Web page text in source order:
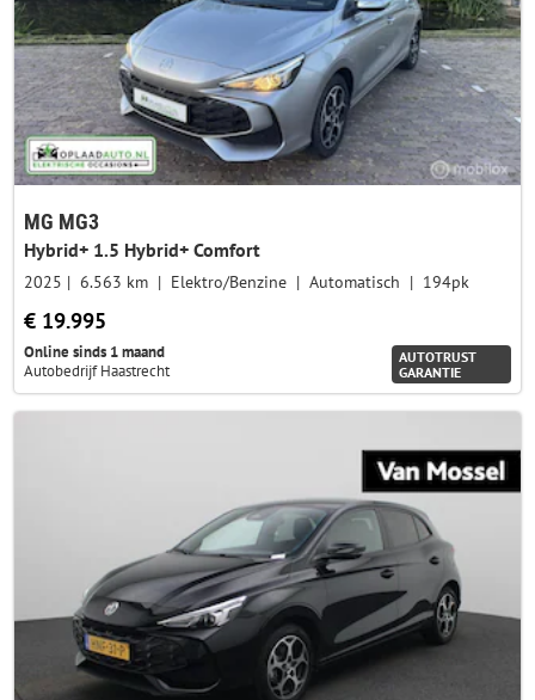
MG MG3
Hybrid+ 1.5 Hybrid+ Comfort
2025 6.563 km Elektro/Benzine Automatisch 194pk
€ 19.995
Online sinds 1 maand
Autobedrijf Haastrecht
AUTOTRUST
GARANTIE